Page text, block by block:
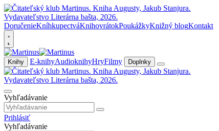
DoručenieKníhkupectváKnihovrátokPoukážkyKnižný blogKontakt
Knihy E-knihyAudioknihyHryFilmy Doplnky
Vyhľadávanie
Prihlásiť
Vyhľadávanie